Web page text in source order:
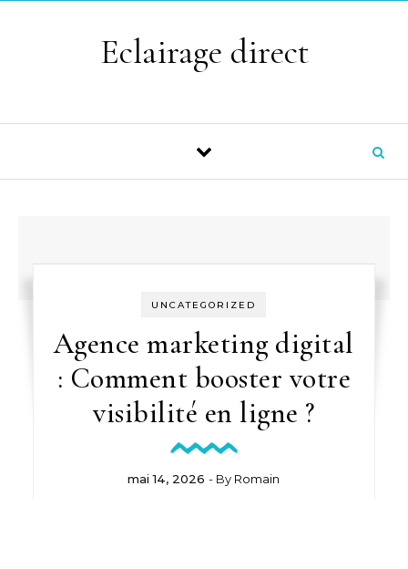
Eclairage direct
UNCATEGORIZED
Agence marketing digital
: Comment booster votre
visibilité en ligne ?
mai 14, 2026 - By Romain